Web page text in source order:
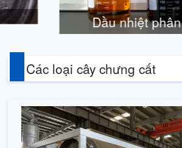
Dầu nhiệt phân
Các loại cây chưng cất